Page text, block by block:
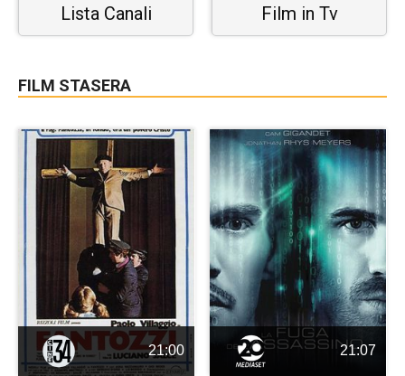
Lista Canali Film in Tv
FILM STASERA
21:00 21:07